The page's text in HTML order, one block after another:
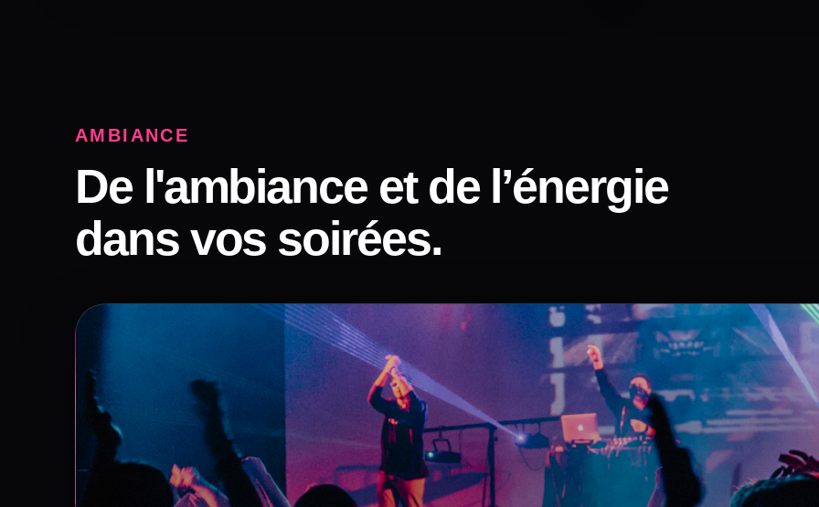
AMBIANCE
De l'ambiance et de l’énergie
dans vos soirées.